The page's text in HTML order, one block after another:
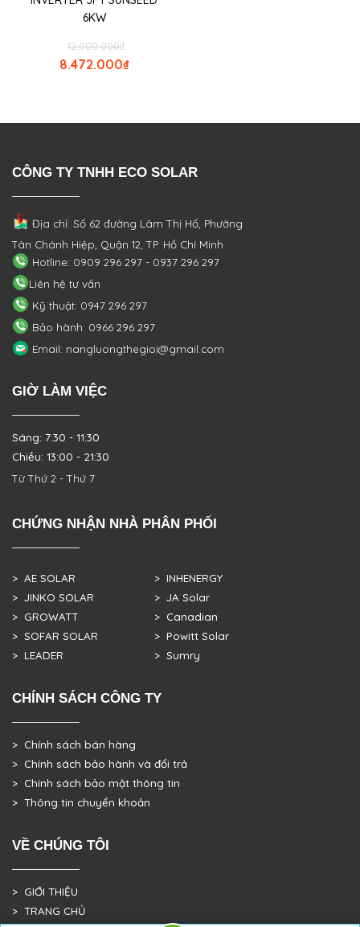
6KW
₫
12.000.000
₫
8.472.000
CÔNG TY TNHH ECO SOLAR
Địa chỉ: Số 62 đường Lâm Thị Hố, Phường
Tân Chánh Hiệp, Quận 12, TP. Hồ Chí Minh
Hotline: 0909 296 297 - 0937 296 297
Liên hệ tư vấn
Kỹ thuật: 0947 296 297
Bảo hành: 0966 296 297
Email: nangluongthegioi@gmail.com
GIỜ LÀM VIỆC
Sáng: 7:30 - 11:30
Chiều: 13:00 - 21:30
Từ Thứ 2 - Thứ 7
CHỨNG NHẬN NHÀ PHÂN PHỐI
> AE SOLAR
> JINKO SOLAR
> GROWATT
> SOFAR SOLAR
> LEADER
> INHENERGY
> JA Solar
> Canadian
> Powitt Solar
> Sumry
CHÍNH SÁCH CÔNG TY
> Chính sách bán hàng
> Chính sách bảo hành và đổi trả
> Chính sách bảo mật thông tin
> Thông tin chuyển khoản
VỀ CHÚNG TÔI
> GIỚI THIỆU
> TRANG CHỦ